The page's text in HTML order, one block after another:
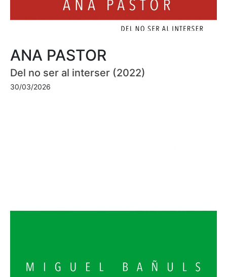
ANA PASTOR
Del no ser al interser (2022)
30/03/2026